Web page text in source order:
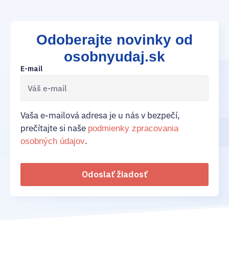
Odoberajte novinky od
osobnyudaj.sk
E-mail
Vaša e-mailová adresa je u nás v bezpečí,
prečítajte si naše podmienky zpracovania
osobných údajov.
Odoslať žiadosť